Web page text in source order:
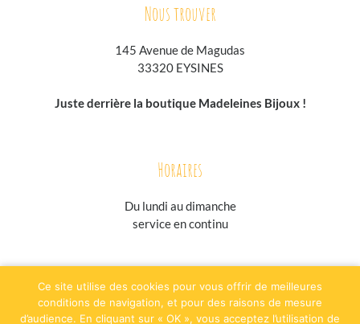
Nous trouver
145 Avenue de Magudas
33320 EYSINES
Juste derrière la boutique Madeleines Bijoux !
Horaires
Du lundi audimanche
service en continu
evenementielpourtous.com
Ce site utilise des cookies pour vous offrir de meilleures
conditions de navigation, et pour des raisons de mesure
d’audience. En cliquant sur « OK », vous acceptez l’utilisation de